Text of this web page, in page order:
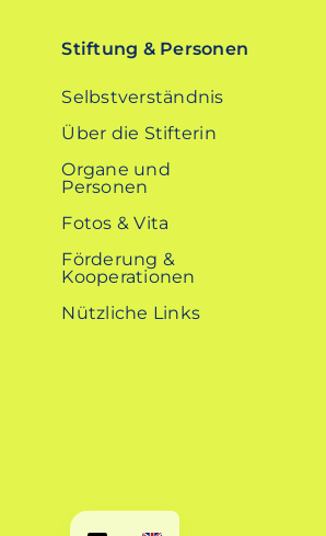
Stiftung & Personen
Selbstverständnis
Über die Stifterin
Organe und
Personen
Fotos & Vita
Förderung &
Kooperationen
Nützliche Links